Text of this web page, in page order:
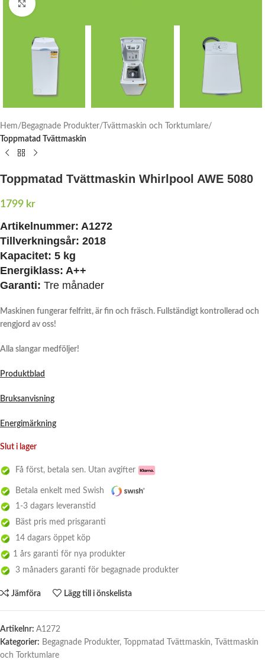
Click to enlarge
Hem Begagnade Produkter
Tvättmaskin och Torktumlare
Toppmatad Tvättmaskin
Toppmatad Tvättmaskin Whirlpool AWE 5080
1799 kr
Artikelnummer: A1272
Tillverkningsår: 2018
Kapacitet: 5 kg
Energiklass: A++
Garanti: Tre månader
Maskinen fungerar felfritt, är fin och fräsch. Fullständigt kontrollerad och
rengjord av oss!
Alla slangar medföljer!
Produktblad
Bruksanvisning
Energimärkning
Slut i lager
Få först, betala sen. Utan avgifter
Betala enkelt med Swish
1-3 dagars leveranstid
Bäst pris med prisgaranti
14 dagars öppet köp
1 års garanti för nya produkter
3 månaders garanti för begagnade produkter
Jämföra Lägg till i önskelista
Artikelnr: A1272
Kategorier: Begagnade Produkter, Toppmatad Tvättmaskin,
Tvättmaskin
och Torktumlare